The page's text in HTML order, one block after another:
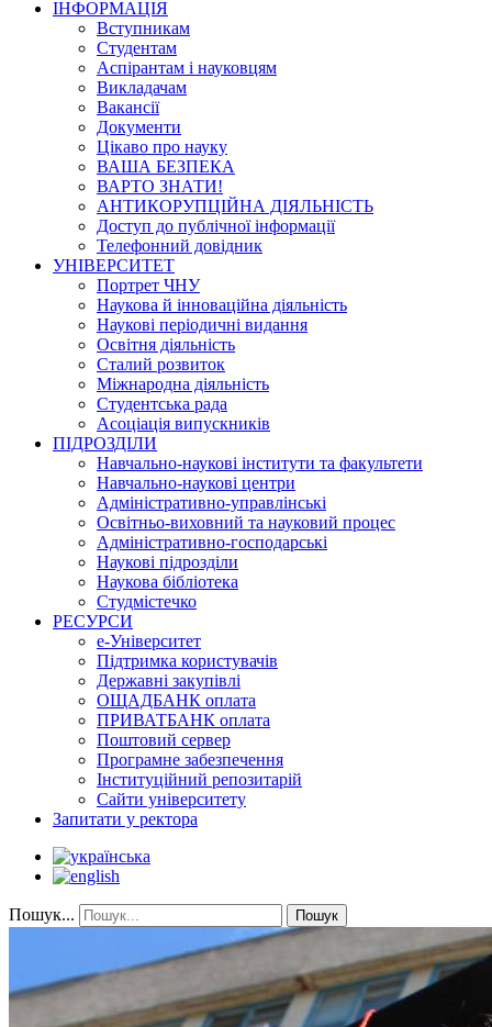
ІНФОРМАЦІЯ
Вступникам
Студентам
Аспірантам і науковцям
Викладачам
Вакансії
Документи
Цікаво про науку
ВАША БЕЗПЕКА
ВАРТО ЗНАТИ!
АНТИКОРУПЦІЙНА ДІЯЛЬНІСТЬ
Доступ до публічної інформації
Телефонний довідник
УНІВЕРСИТЕТ
Портрет ЧНУ
Наукова й інноваційна діяльність
Наукові періодичні видання
Освітня діяльність
Сталий розвиток
Міжнародна діяльність
Студентська рада
Асоціація випускників
ПІДРОЗДІЛИ
Навчально-наукові інститути та факультети
Навчально-наукові центри
Адміністративно-управлінські
Освітньо-виховний та науковий процес
Адміністративно-господарські
Наукові підрозділи
Наукова бібліотека
Студмістечко
РЕСУРСИ
е-Університет
Підтримка користувачів
Державні закупівлі
ОЩАДБАНК оплата
ПРИВАТБАНК оплата
Поштовий сервер
Програмне забезпечення
Інституційний репозитарій
Сайти університету
Запитати у ректора
Пошук... Пошук